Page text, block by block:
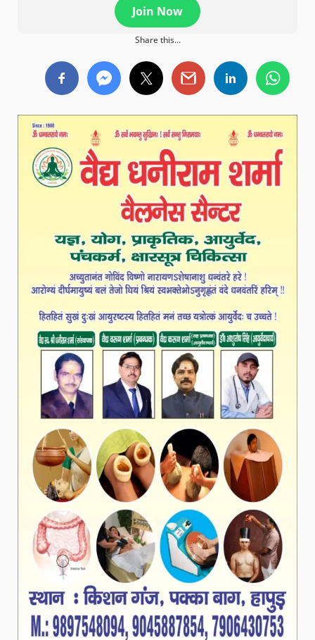
Join Now
Share this...